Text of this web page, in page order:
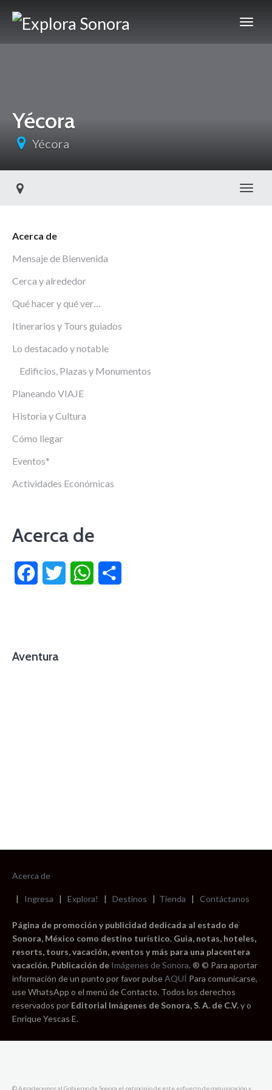
Yécora
Yécora
Acerca de
Mensaje de Bienvenida
Cerca y alrededor
Qué hacer y qué ver…
Itinerarios y Tours guiados
Lo destacado y notable
Edificios, Plazas y Monumentos
Planeando VIAJE
Historia y Cultura
Cómo llegar
Eventos*
Actividades Económicas
Acerca de
FacebookTwitter WhatsApp
Aventura
Acerca de
| Ingresa | Explora! | Destinos | Tienda | Contáctanos
Página de promoción y publicidad dedicada al estado de
Sonora, México como destino turístico. Guia, notas, hoteles,
resorts, tours, vacación, eventos y más para una placentera
vacación. Publicación de Imágenes de Sonora. ® © Para aportar
información de un punto por favor pulseAQUÍ Para comunicarse,
use WhatsApp o el menú de Contacto. Todos los derechos
reservados por Editorial Imágenes de Sonora, S. A. de C.V.y o
Enrique Yescas E.
© Agradecemos al Gobierno de Sonora el patrocinio de este esfuerzo de comunicación y